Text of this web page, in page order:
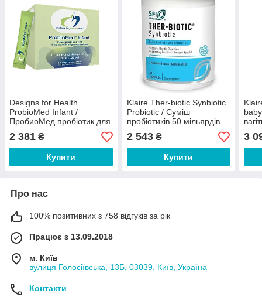
Designs for Health
ProbioMed Infant /
ПробиоМед пробіотик для
немовлят 30 саше
2 381 ₴
Купити
Klaire Ther-biotic Synbiotic
Probiotic / Суміш
пробіотиків 50 мільярдів
КУО 30 капсул
2 543₴
Купити
3
Про нас
100% позитивних з 758 відгуків за рік
Працює з 13.09.2018
м. Київ
вулиця Голосіївська, 13Б, 03039, Київ, Україна
Контакти